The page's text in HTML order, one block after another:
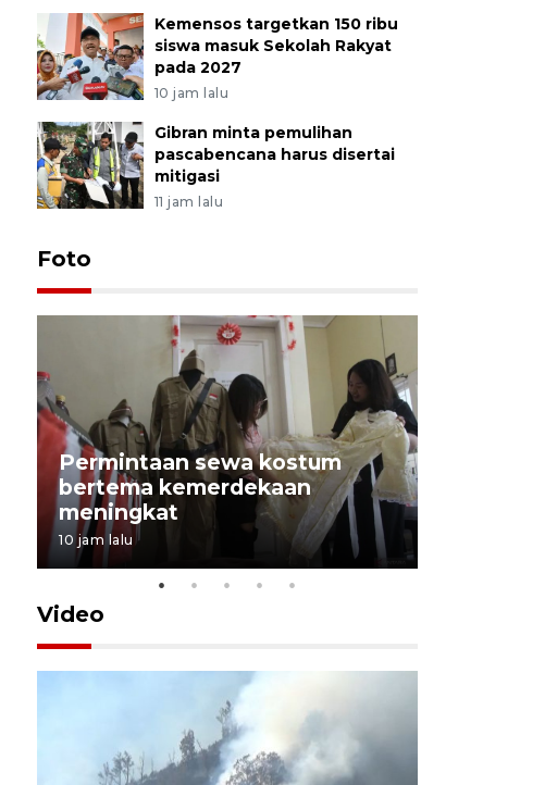
Kemensos targetkan 150 ribu
siswa masuk Sekolah Rakyat
pada 2027
10 jam lalu
Gibran minta pemulihan
pascabencana harus disertai
mitigasi
11 jam lalu
Foto
Permintaan sewa kostum
bertema kemerdekaan
meningkat
10 jam lalu
Video